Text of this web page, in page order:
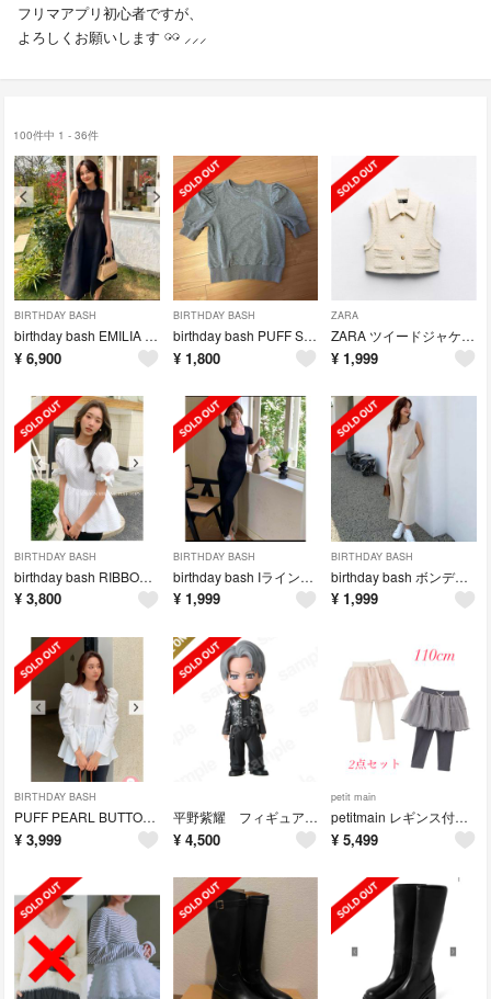
フリマアプリ初心者ですが、
よろしくお願いします 𓏗𓏗 ⸝⸝⸝
100件中 1 - 36件
BIRTHDAY BASH
birthday bash EMILIA DRESS
¥ 6,900
BIRTHDAY BASH
birthday bash PUFF SLEEVE SWEAT TOPS
¥ 1,800
ZARA
ZARA ツイードジャケット
¥ 1,999
BIRTHDAY BASH
birthday bash RIBBON VOLUME PUFF TOPS
¥ 3,800
BIRTHDAY BASH
birthday bash Iラインスクエアネック KNIT OP
¥ 1,999
BIRTHDAY BASH
birthday bash ボンディングリネンロンパース
¥ 1,999
BIRTHDAY BASH
PUFF PEARL BUTTON PEPLUM TOPS
¥ 3,999
平野紫耀 フィギュア Number_i
¥ 4,500
petit main
petitmain レギンス付きチュールスカート 2点セット
¥ 5,499